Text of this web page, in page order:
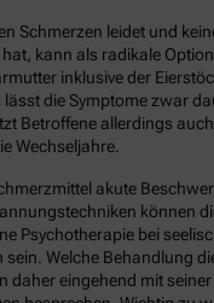
Schmerzen leidet und
kann als radikale
inklusive der
lässt die Symptome zwar
Betroffene allerdings
Wechseljahre.
akute
können
Psychotherapie bei
Welche Behandlung
daher eingehend mit